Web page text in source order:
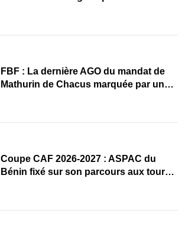
FBF : La dernière AGO du mandat de
Mathurin de Chacus marquée par un
Coupe CAF 2026-2027 : ASPAC du
Bénin fixé sur son parcours aux tours